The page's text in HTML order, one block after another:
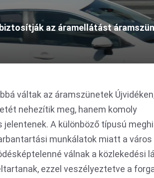
az áramellátást
váltak az áramszünetek
nehezítik meg, hanem komoly
A különböző típusú
munkálatok miatt a
válnak a közlekedési
ezzel veszélyeztetve a